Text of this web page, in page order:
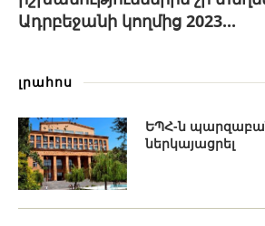
Ադրբեջանի կողմից 2023...
լրահոս
ԵՊՀ-ն
ներկայացրել